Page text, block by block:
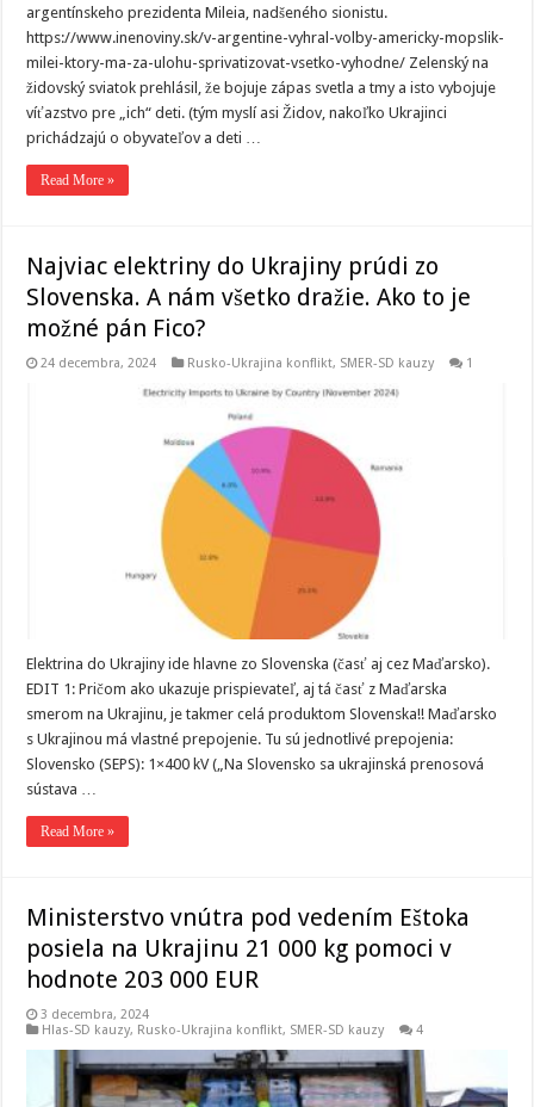
argentínskeho prezidenta Mileia, nadšeného sionistu.
https://www.inenoviny.sk/v-argentine-vyhral-volby-americky-mopslik-
milei-ktory-ma-za-ulohu-sprivatizovat-vsetko-vyhodne/ Zelenský na
židovský sviatok prehlásil, že bojuje zápas svetla a tmy a isto vybojuje
víťazstvo pre „ich“ deti. (tým myslí asi Židov, nakoľko Ukrajinci
prichádzajú o obyvateľov a deti …
Read More »
Najviac elektriny do Ukrajiny prúdi zo
Slovenska. A nám všetko dražie. Ako to je
možné pán Fico?
24 decembra, 2024 Rusko-Ukrajina konflikt, SMER-SD kauzy 1
Elektrina do Ukrajiny ide hlavne zo Slovenska (časť aj cez Maďarsko).
EDIT 1: Pričom ako ukazuje prispievateľ, aj tá časť z Maďarska
smerom na Ukrajinu, je takmer celá produktom Slovenska!! Maďarsko
s Ukrajinou má vlastné prepojenie. Tu sú jednotlivé prepojenia:
Slovensko (SEPS): 1×400 kV („Na Slovensko sa ukrajinská prenosová
sústava …
Read More »
Ministerstvo vnútra pod vedením Eštoka
posiela na Ukrajinu 21 000 kg pomoci v
hodnote 203 000 EUR
3 decembra, 2024
Hlas-SD kauzy, Rusko-Ukrajina konflikt, SMER-SD kauzy 4